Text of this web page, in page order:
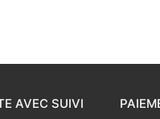
AVEC SUIVI